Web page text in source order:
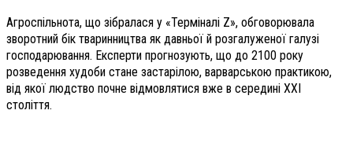
Агроспільнота, що зібралася у «Терміналі Z», обговорювала
зворотний бік тваринництва як давньої й розгалуженої галузі
господарювання. Експерти прогнозують, що до 2100 року
розведення худоби стане застарілою, варварською практикою,
від якої людство почне відмовлятися вже в середині XXI
століття.